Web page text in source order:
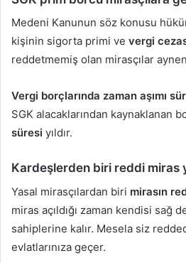
Medeni Kanunun söz konusu
kişinin sigorta primi ve vergi
reddetmemiş olan mirasçılar
Vergi borçlarında zaman aşımı
SGK alacaklarından kaynaklanan
süresi yıldır.
Kardeşlerden biri reddi miras
Yasal mirasçılardan biri mirasın
miras açıldığı zaman kendisi sağ
sahiplerine kalır. Mesela siz
evlatlarınıza geçer.